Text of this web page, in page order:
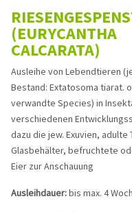
(EURYCANTHA
CALCARATA)
Ausleihe von Lebendtieren
Bestand: Extatosoma tiarat.
verwandte Species) in
verschiedenen
dazu die jew. Exuvien, adulte
Glasbehälter, befruchtete
Eier zur Anschauung
Ausleihdauer:bis max. 4